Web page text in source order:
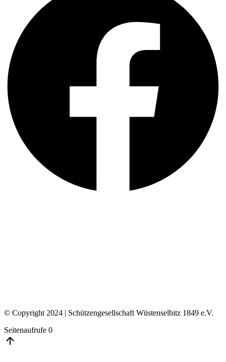
© Copyright 2024 | Schützengesellschaft Wüstenselbitz 1849 e.V.
Seitenaufrufe 0